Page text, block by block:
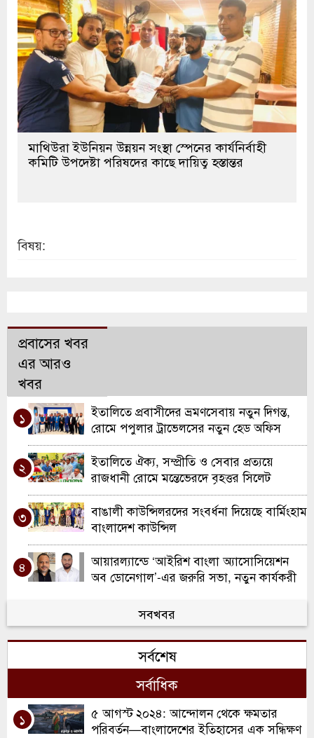
মাথিউরা ইউনিয়ন উন্নয়ন সংস্থা স্পেনের কার্যনির্বাহী
কমিটি উপদেষ্টা পরিষদের কাছে দায়িত্ব হস্তান্তর
বিষয়:
প্রবাসের খবর
এর আরও
খবর
১
ইতালিতে প্রবাসীদের ভ্রমণসেবায় নতুন দিগন্ত,
রোমে পপুলার ট্রাভেলসের নতুন হেড অফিস
উদ্বোধন
২
ইতালিতে ঐক্য, সম্প্রীতি ও সেবার প্রত্যয়ে
রাজধানী রোমে মন্তেভেরদে বৃহত্তর সিলেট
সমিতির যাত্রা
৩
বাঙালী কাউন্সিলরদের সংবর্ধনা দিয়েছে বার্মিংহাম
বাংলাদেশ কাউন্সিল
৪
আয়ারল্যান্ডে ‘আইরিশ বাংলা অ্যাসোসিয়েশন
অব ডোনেগাল’-এর জরুরি সভা, নতুন কার্যকরী
ওয়ালসলে কিরণ বালতির উদ্যোগে কাউন্সিলর
দিলু মিয়াকে সংবর্ধনা
৬
রচডেল আনজুমানে আল ইসলাহ’র বার্ষিক
সাধারণ সভা ও নির্বাচন
৭
স্কুল ইন্সপেকশনে অসাধারণ স্বীকৃতি ; দারুল
হাদিস লতিফিয়ার ঐতিহাসিক সাফল্য উদযাপন
সবখবর
সর্বশেষ
সর্বাধিক
১
৫ আগস্ট ২০২৪: আন্দোলন থেকে ক্ষমতার
পরিবর্তন—বাংলাদেশের ইতিহাসের এক সন্ধিক্ষণ